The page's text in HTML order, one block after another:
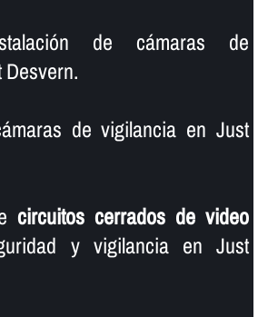
de cámaras de
de vigilancia en Just
circuitos cerrados de video
y vigilancia en Just